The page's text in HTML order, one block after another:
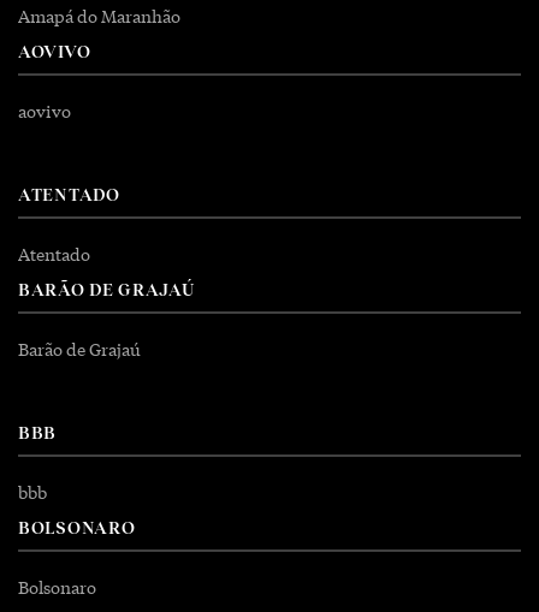
Amapá do Maranhão
AOVIVO
aovivo
ATENTADO
Atentado
BARÃO DE GRAJAÚ
Barão de Grajaú
BBB
bbb
BOLSONARO
Bolsonaro